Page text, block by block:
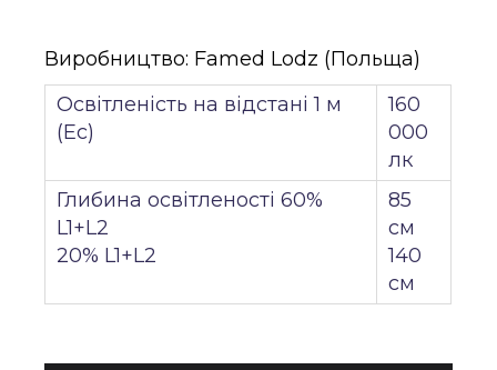
Виробництво: Famed Lodz (Польща)
Освітленість на відстані 1 м
(Ec)
160
000
лк
Глибина освітленості 60%
L1+L2
20% L1+L2
85
см
140
см